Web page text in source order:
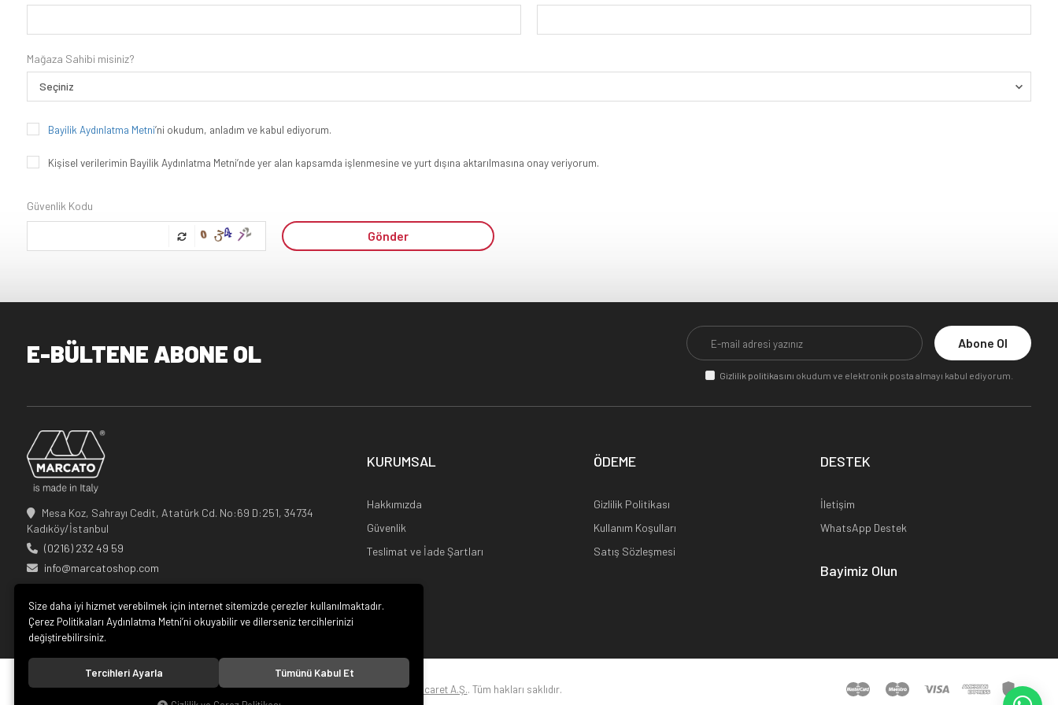
Mağaza Sahibi misiniz?
Bayilik Aydınlatma Metni’ni okudum, anladım ve kabul ediyorum.
Kişisel verilerimin Bayilik Aydınlatma Metni’nde yer alan kapsamda işlenmesine ve yurt dışına aktarılmasına onay veriyorum.
Güvenlik Kodu
Gönder
E-BÜLTENE ABONE OL Abone Ol
Gizlilik politikasını okudum ve elektronik posta almayı kabul ediyorum.
Mesa Koz, Sahrayı Cedit, Atatürk Cd. No:69 D:251, 34734
Kadıköy/İstanbul
(0216) 232 49 59
info@marcatoshop.com
KURUMSAL
Hakkımızda
Güvenlik
Teslimat ve İade Şartları
ÖDEME
Gizlilik Politikası
Kullanım Koşulları
Satış Sözleşmesi
DESTEK
İletişim
WhatsApp Destek
Bayimiz Olun
© 2026Frv Dış Ticaret A.Ş.. Tüm hakları saklıdır.
Size daha iyi hizmet verebilmek için internet sitemizde çerezler kullanılmaktadır.
Çerez Politikaları Aydınlatma Metni’ni okuyabilir ve dilerseniz tercihlerinizi
değiştirebilirsiniz.
Tercihleri Ayarla Tümünü Kabul Et